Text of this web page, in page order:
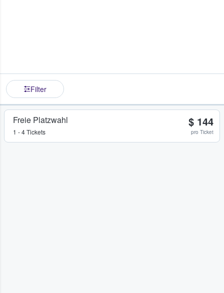
Filter
Freie Platzwahl
1 - 4 Tickets
$ 144
pro Ticket